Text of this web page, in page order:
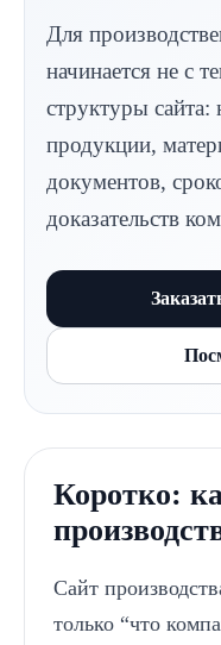
Для
начинается не с
структуры сайта:
продукции,
документов,
доказательств
Коротко:
Сайт
только “что